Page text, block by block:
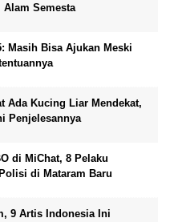
Alam Semesta
Masih Bisa Ajukan Meski
Ada Kucing Liar Mendekat,
Penjelesannya
di MiChat, 8 Pelaku
di Mataram Baru
9 Artis Indonesia Ini